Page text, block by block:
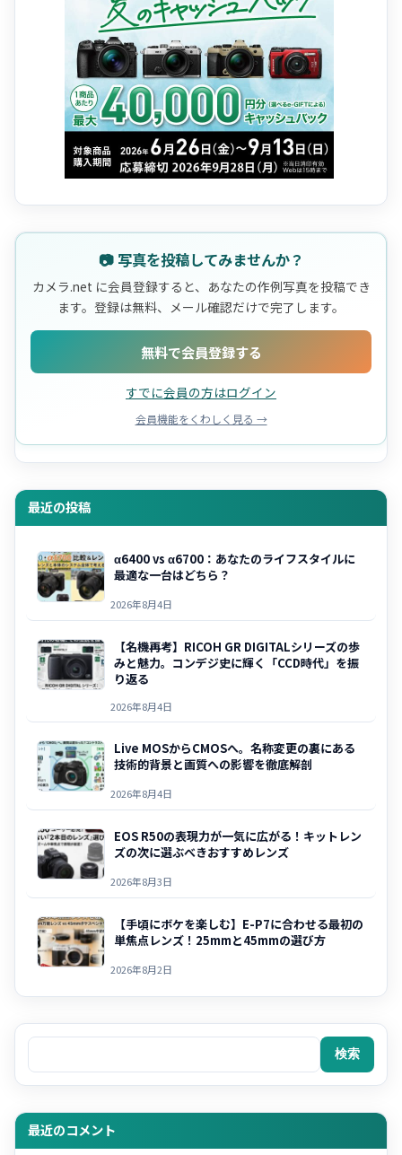
📷 写真を投稿してみませんか？
カメラ.net に会員登録すると、あなたの作例写真を投稿でき
ます。登録は無料、メール確認だけで完了します。
無料で会員登録する
すでに会員の方はログイン
会員機能をくわしく見る →
最近の投稿
α6400 vs α6700：あなたのライフスタイルに
最適な一台はどちら？
2026年8月4日
【名機再考】RICOH GR DIGITALシリーズの歩
みと魅力。コンデジ史に輝く「CCD時代」を振
り返る
2026年8月4日
Live MOSからCMOSへ。名称変更の裏にある
技術的背景と画質への影響を徹底解剖
2026年8月4日
EOS R50の表現力が一気に広がる！キットレン
ズの次に選ぶべきおすすめレンズ
2026年8月3日
【手頃にボケを楽しむ】E-P7に合わせる最初の
単焦点レンズ！25mmと45mmの選び方
2026年8月2日
検索
検索
最近のコメント